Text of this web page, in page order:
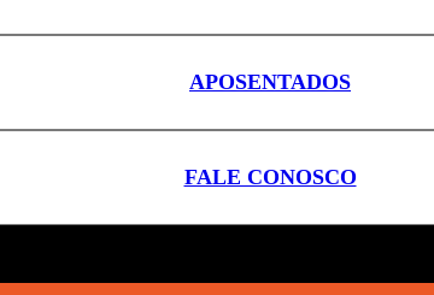
APOSENTADOS
FALE CONOSCO